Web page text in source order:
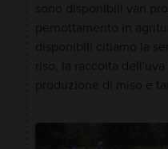
sono disponibili vari
pernottamento in
disponibili citiamo la
riso, la raccolta
produzione di miso e